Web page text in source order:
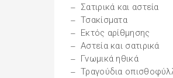
Σατιρικά και αστεία
Τσακίσματα
Εκτός αρίθμησης
Αστεία και σατιρικά
Γνωμικά ηθικά
Τραγούδια